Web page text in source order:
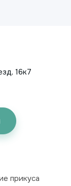
16к7
прикуса